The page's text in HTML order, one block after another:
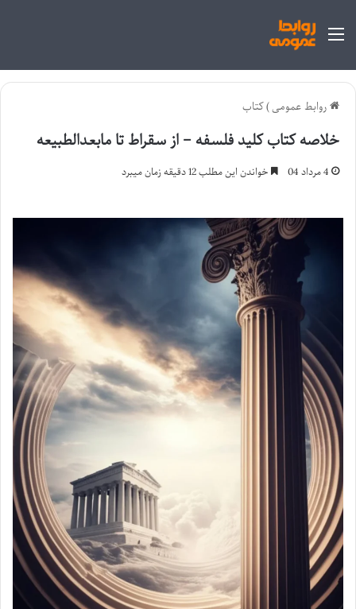
منو
روابط عمومی)کتاب
خلاصه کتاب کلید فلسفه – از سقراط تا مابعدالطبیعه
4 مرداد 04 خواندن این مطلب 12 دقیقه زمان میبرد